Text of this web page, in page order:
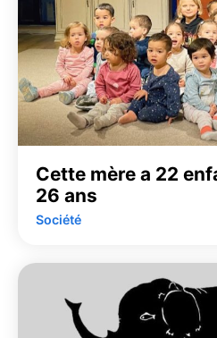
Cette mère a 22
26 ans
Société